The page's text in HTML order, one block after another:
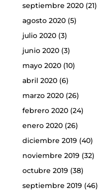
septiembre 2020(21)
agosto 2020(5)
julio 2020(3)
junio 2020(3)
mayo 2020(10)
abril 2020(6)
marzo 2020(26)
febrero 2020(24)
enero 2020(26)
diciembre 2019 (40)
noviembre 2019 (32)
octubre 2019 (38)
septiembre 2019 (46)